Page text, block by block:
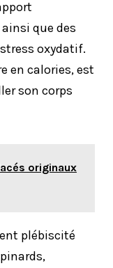
que des
oxydatif.
en calories, est
son corps
originaux
plébiscité